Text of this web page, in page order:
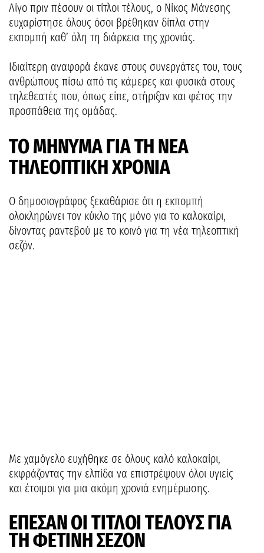
Λίγο πριν πέσουν οι τίτλοι τέλους, ο Νίκος Μάνεσης
ευχαρίστησε όλους όσοι βρέθηκαν δίπλα στην
εκπομπή καθ’ όλη τη διάρκεια της χρονιάς.
Ιδιαίτερη αναφορά έκανε στους συνεργάτες του, τους
ανθρώπους πίσω από τις κάμερες και φυσικά στους
τηλεθεατές που, όπως είπε, στήριξαν και φέτος την
προσπάθεια της ομάδας.
ΤΟ ΜΗΝΥΜΑ ΓΙΑ ΤΗ ΝΕΑ
ΤΗΛΕΟΠΤΙΚΗ ΧΡΟΝΙΑ
Ο δημοσιογράφος ξεκαθάρισε ότι η εκπομπή
ολοκληρώνει τον κύκλο της μόνο για το καλοκαίρι,
δίνοντας ραντεβού με το κοινό για τη νέα τηλεοπτική
σεζόν.
Με χαμόγελο ευχήθηκε σε όλους καλό καλοκαίρι,
εκφράζοντας την ελπίδα να επιστρέψουν όλοι υγιείς
και έτοιμοι για μια ακόμη χρονιά ενημέρωσης.
ΕΠΕΣΑΝ ΟΙ ΤΙΤΛΟΙ ΤΕΛΟΥΣ ΓΙΑ
ΤΗ ΦΕΤΙΝΗ ΣΕΖΟΝ